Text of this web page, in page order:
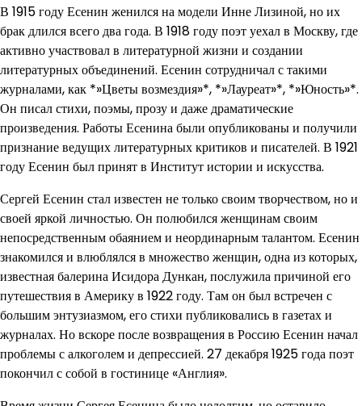
В 1915 году Есенин женился на модели Инне Лизиной, но их
брак длился всего два года. В 1918 году поэт уехал в Москву, где
активно участвовал в литературной жизни и создании
литературных объединений. Есенин сотрудничал с такими
журналами, как *»Цветы возмездия»*, *»Лауреат»*, *»Юность»*.
Он писал стихи, поэмы, прозу и даже драматические
произведения. Работы Есенина были опубликованы и получили
признание ведущих литературных критиков и писателей. В 1921
году Есенин был принят в Институт истории и искусства.
Сергей Есенин стал известен не только своим творчеством, но и
своей яркой личностью. Он полюбился женщинам своим
непосредственным обаянием и неординарным талантом. Есенин
знакомился и влюблялся в множество женщин, одна из которых,
известная балерина Исидора Дункан, послужила причиной его
путешествия в Америку в 1922 году. Там он был встречен с
большим энтузиазмом, его стихи публиковались в газетах и
журналах. Но вскоре после возвращения в Россию Есенин начал
проблемы с алкоголем и депрессией. 27 декабря 1925 года поэт
покончил с собой в гостинице «Англия».